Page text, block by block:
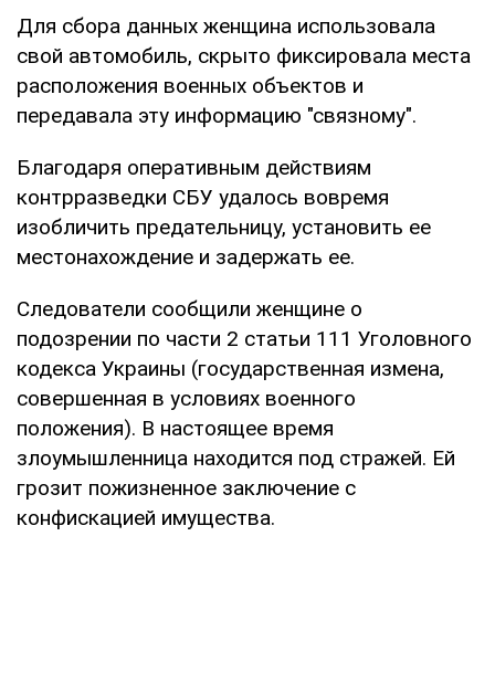
Для сбора данных женщина использовала
свой автомобиль, скрыто фиксировала места
расположения военных объектов и
передавала эту информацию "связному".
Благодаря оперативным действиям
контрразведки СБУ удалось вовремя
изобличить предательницу, установить ее
местонахождение и задержать ее.
Следователи сообщили женщине о
подозрении по части 2 статьи 111 Уголовного
кодекса Украины (государственная измена,
совершенная в условиях военного
положения). В настоящее время
злоумышленница находится под стражей. Ей
грозит пожизненное заключение с
конфискацией имущества.